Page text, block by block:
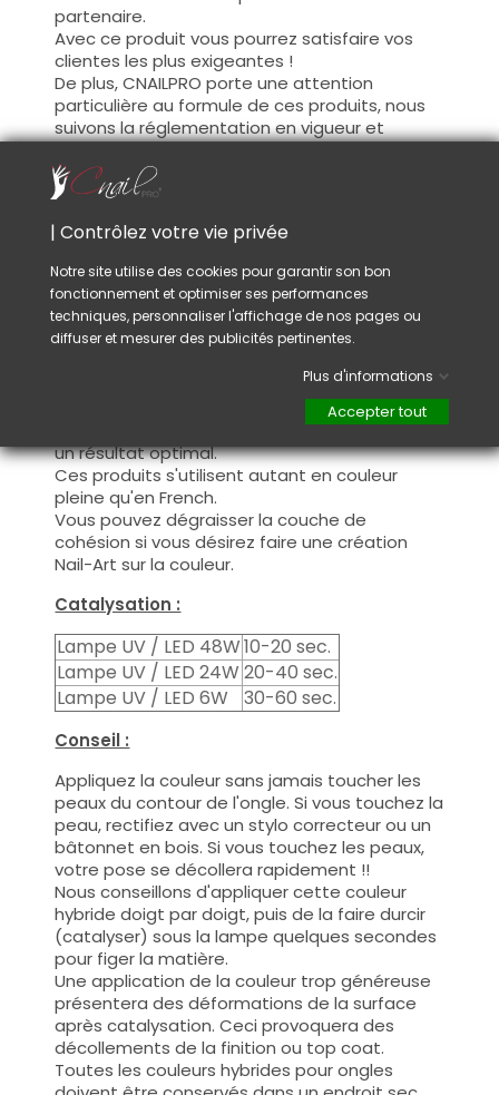
partenaire.
Avec ce produit vous pourrez satisfaire vos
clientes les plus exigeantes !
De plus, CNAILPRO porte une attention
particulière au formule de ces produits, nous
suivons la réglementation en vigueur et
garantissons la conformité de nos produits.
Ceci pour garantir une sécurité d'utilisation
optimale.
Cette couleur s'applique avec son pinceau, de
manière fine, sur la base (il n'est pas
nécessaire de dégraisser la couche de
cohésion) ou sur la construction après limage.
Ce produit s'applique en deux couches,
fermez le bord libre à la première couche et
appliquez la deuxième couche pour garantir
un résultat optimal.
Ces produits s'utilisent autant en couleur
pleine qu'en French.
Vous pouvez dégraisser la couche de
cohésion si vous désirez faire une création
Nail-Art sur la couleur.
Catalysation :
Lampe UV / LED 48W10-20 sec.
Lampe UV / LED 24W 20-40 sec.
Lampe UV / LED 6W
30-60 sec.
Conseil :
Appliquez la couleur sans jamais toucher les
peaux du contour de l'ongle. Si vous touchez la
peau, rectifiez avec un stylo correcteur ou un
bâtonnet en bois. Si vous touchez les peaux,
votre pose se décollera rapidement !!
Nous conseillons d'appliquer cette couleur
hybride doigt par doigt, puis de la faire durcir
(catalyser) sous la lampe quelques secondes
pour figer la matière.
Une application de la couleur trop généreuse
présentera des déformations de la surface
après catalysation. Ceci provoquera des
décollements de la finition ou top coat.
Toutes les couleurs hybrides pour ongles
| Contrôlez votre vie privée
Notre site utilise des cookies pour garantir son bon
fonctionnement et optimiser ses performances
techniques, personnaliser l'affichage de nos pages ou
diffuser et mesurer des publicités pertinentes.
Plus d'informations
Accepter tout